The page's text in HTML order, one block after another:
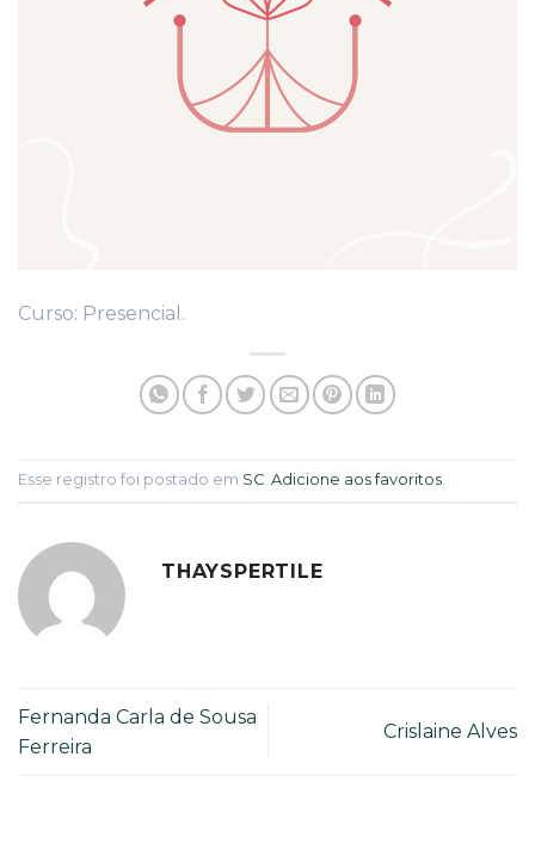
Curso: Presencial.
Esse registro foi postado em SC Adicione aos favoritos
THAYSPERTILE
Fernanda Carla de Sousa
Ferreira
Crislaine Alves